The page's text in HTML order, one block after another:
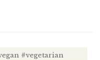
#vegetarian